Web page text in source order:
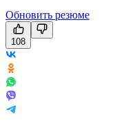
Обновить резюме
108